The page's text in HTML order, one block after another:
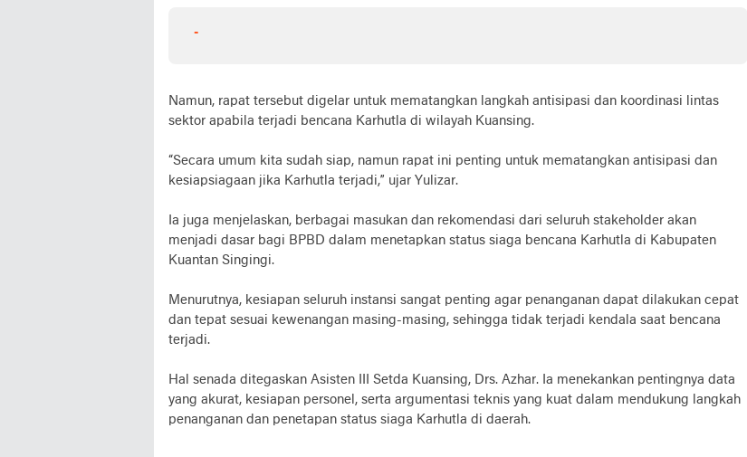
-
Namun, rapat tersebut digelar untuk mematangkan langkah antisipasi dan koordinasi lintas
sektor apabila terjadi bencana Karhutla di wilayah Kuansing.
“Secara umum kita sudah siap, namun rapat ini penting untuk mematangkan antisipasi dan
kesiapsiagaan jika Karhutla terjadi,” ujar Yulizar.
Ia juga menjelaskan, berbagai masukan dan rekomendasi dari seluruh stakeholder akan
menjadi dasar bagi BPBD dalam menetapkan status siaga bencana Karhutla di Kabupaten
Kuantan Singingi.
Menurutnya, kesiapan seluruh instansi sangat penting agar penanganan dapat dilakukan cepat
dan tepat sesuai kewenangan masing-masing, sehingga tidak terjadi kendala saat bencana
terjadi.
Hal senada ditegaskan Asisten III Setda Kuansing, Drs. Azhar. Ia menekankan pentingnya data
yang akurat, kesiapan personel, serta argumentasi teknis yang kuat dalam mendukung langkah
penanganan dan penetapan status siaga Karhutla di daerah.